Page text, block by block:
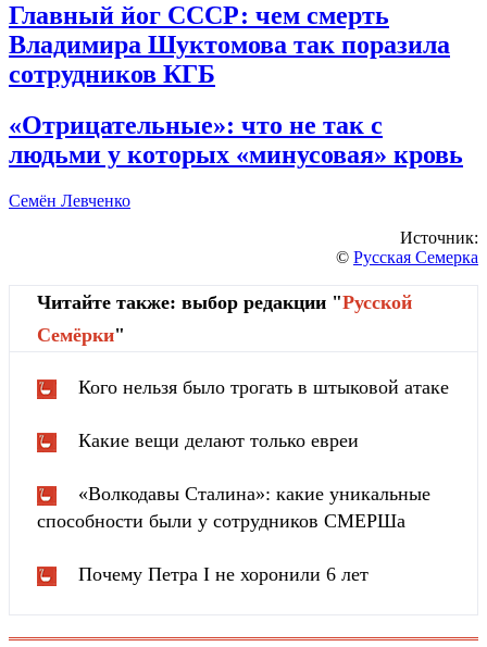
Главный йог СССР: чем смерть
Владимира Шуктомова так поразила
сотрудников КГБ
«Отрицательные»: что не так с
людьми у которых «минусовая» кровь
Семён Левченко
Источник:
© Русская Семерка
Читайте также: выбор редакции "Русской
Cемёрки"
Кого нельзя было трогать в штыковой атаке
Какие вещи делают только евреи
«Волкодавы Сталина»: какие уникальные
способности были у сотрудников СМЕРШа
Почему Петра I не хоронили 6 лет